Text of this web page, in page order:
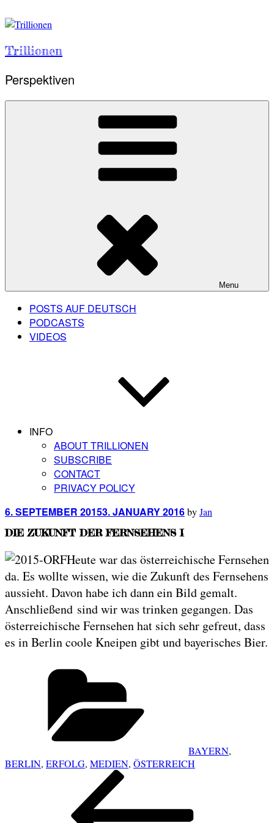
to
Trillionen
Perspektiven
Menu
POSTS AUF DEUTSCH
PODCASTS
VIDEOS
INFO
ABOUT TRILLIONEN
SUBSCRIBE
CONTACT
PRIVACY POLICY
Posted
6. SEPTEMBER 20153. JANUARY 2016byJan
DIE ZUKUNFT DER FERNSEHENS I
Heute war das österreichische Fernsehen
da. Es wollte wissen, wie die Zukunft des Fernsehens
aussieht. Davon habe ich dann ein Bild gemalt.
Anschließend sind wir was trinken gegangen. Das
österreichische Fernsehen hat sich sehr gefreut, dass
es in Berlin coole Kneipen gibt und bayerisches Bier.
BAYERN,
BERLIN, ERFOLG, MEDIEN, ÖSTERREICH